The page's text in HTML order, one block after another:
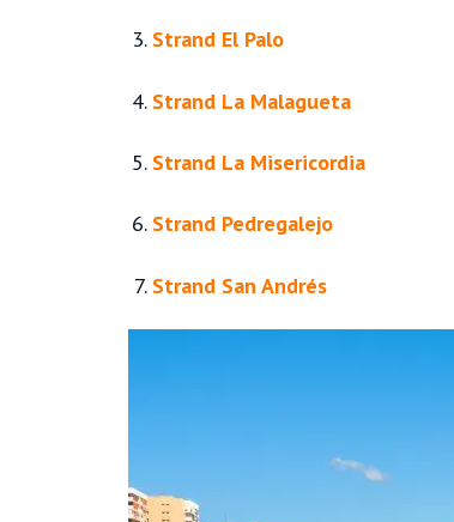
Strand El Palo
Strand La Malagueta
Strand La Misericordia
Strand Pedregalejo
Strand San Andrés